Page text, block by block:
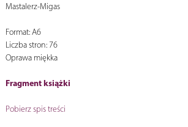
Mastalerz-Migas
Format: A6
Liczba stron: 76
Oprawa miękka
Fragment książki
Pobierz spis treści